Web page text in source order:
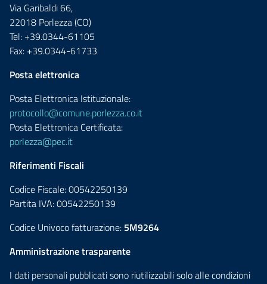
Via Garibaldi 66,
22018 Porlezza (CO)
Tel: +39.0344-61105
Fax: +39.0344-61733
Posta elettronica
Posta Elettronica Istituzionale:
protocollo@comune.porlezza.co.it
Posta Elettronica Certificata:
porlezza@pec.it
Riferimenti Fiscali
Codice Fiscale: 00542250139
Partita IVA: 00542250139
Codice Univoco fatturazione: 5M9264
Amministrazione trasparente
I dati personali pubblicati sono riutilizzabili solo alle condizioni